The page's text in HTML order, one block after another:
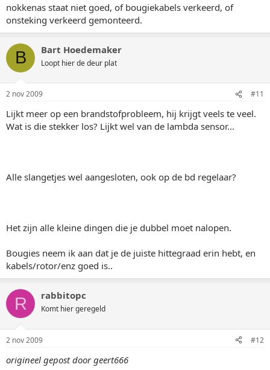
nokkenas staat niet goed, of bougiekabels verkeerd, of
onsteking verkeerd gemonteerd.
B Bart Hoedemaker
Loopt hier de deur plat
2 nov 2009 #11
Lijkt meer op een brandstofprobleem, hij krijgt veels te veel.
Wat is die stekker los? Lijkt wel van de lambda sensor...
Alle slangetjes wel aangesloten, ook op de bd regelaar?
Het zijn alle kleine dingen die je dubbel moet nalopen.
Bougies neem ik aan dat je de juiste hittegraad erin hebt, en
kabels/rotor/enz goed is..
R rabbitopc
Komt hier geregeld
2 nov 2009 #12
origineel gepost door geert666